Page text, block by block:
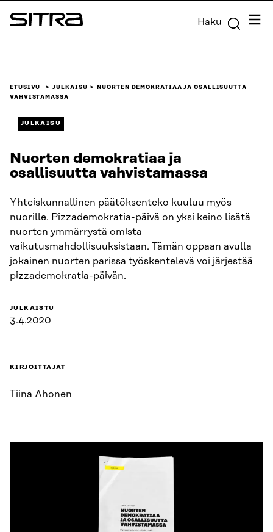
Siirry
suoraan
Sitra Haku
ETUSIVU JULKAISU
NUORTEN DEMOKRATIAA JA OSALLISUUTTA
VAHVISTAMASSA
JULKAISU
Nuorten demokratiaa ja
osallisuutta vahvistamassa
Yhteiskunnallinen päätöksenteko kuuluu myös
nuorille. Pizzademokratia-päivä on yksi keino lisätä
nuorten ymmärrystä omista
vaikutusmahdollisuuksistaan. Tämän oppaan avulla
jokainen nuorten parissa työskentelevä voi järjestää
pizzademokratia-päivän.
JULKAISTU
3.4.2020
KIRJOITTAJAT
Tiina Ahonen